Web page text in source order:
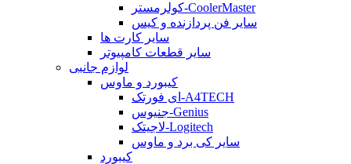
کولرمستر-CoolerMaster
سایر فن پردازنده و کیس
سایر کارت ها
سایر قطعات کامپیوتر
لوازم جانبی
کیبورد و ماوس
ای فورتک-A4TECH
جنیوس-Genius
لاجیتک-Logitech
سایر کی برد و ماوس
کیبورد